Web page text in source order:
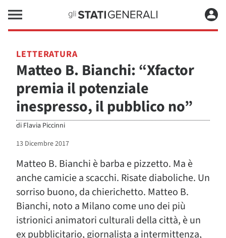
LETTERATURA
Matteo B. Bianchi: “Xfactor
premia il potenziale
inespresso, il pubblico no”
di Flavia Piccinni
13 Dicembre 2017
Matteo B. Bianchi è barba e pizzetto. Ma è
anche camicie a scacchi. Risate diaboliche. Un
sorriso buono, da chierichetto. Matteo B.
Bianchi, noto a Milano come uno dei più
istrionici animatori culturali della città, è un
ex pubblicitario, giornalista a intermittenza,